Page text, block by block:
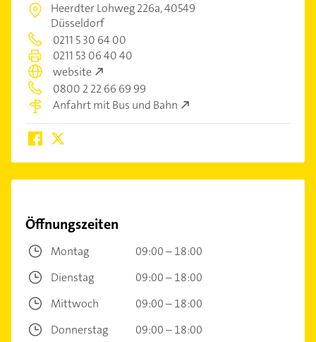
Heerdter Lohweg 226a,40549
Düsseldorf
0211 5 30 64 00
0211 53 06 40 40
website
0800 2 22 66 69 99
Anfahrt mit Bus und Bahn
Öffnungszeiten
Montag
09:00 – 18:00
Dienstag
09:00 – 18:00
Mittwoch
09:00 – 18:00
Donnerstag
09:00 – 18:00